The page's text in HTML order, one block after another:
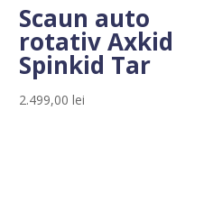
Scaun auto
rotativ Axkid
Spinkid Tar
2.499,00 lei